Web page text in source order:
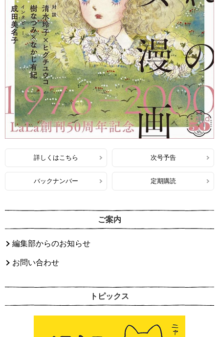
詳しくはこちら 次号予告
バックナンバー 定期購読
ご案内
編集部からのお知らせ
お問い合わせ
トピックス